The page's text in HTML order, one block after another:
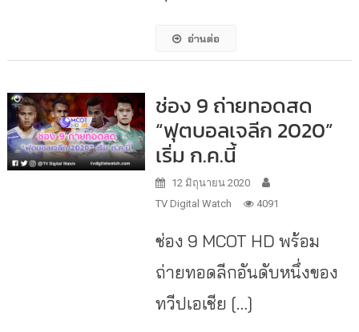
อ่านต่อ
ช่อง 9 ถ่ายทอดสด
“ฟุตบอลเจลีก 2020”
เริ่ม ก.ค.นี้
12 มิถุนายน 2020
TV Digital Watch
4091
ช่อง 9 MCOT HD พร้อม
ถ่ายทอดลีกอันดับหนึ่งของ
ทวีปเอเชีย […]